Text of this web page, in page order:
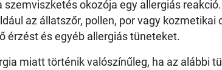
szemviszketés okozója egy allergiás
az állatszőr, pollen, por vagy
érzést és egyéb allergiás tüneteket.
miatt történik valószínűleg, ha az alábbi